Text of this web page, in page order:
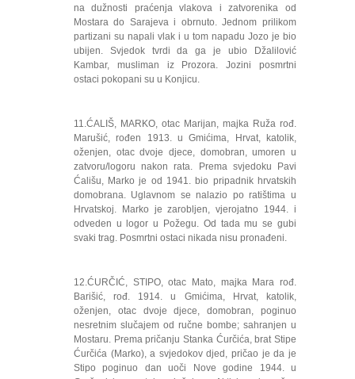
na dužnosti praćenja vlakova i zatvorenika od
Mostara do Sarajeva i obrnuto. Jednom prilikom
partizani su napali vlak i u tom napadu Jozo je bio
ubijen. Svjedok tvrdi da ga je ubio Džalilović
Kambar, musliman iz Prozora. Jozini posmrtni
ostaci pokopani su u Konjicu.
11.ĆALIŠ, MARKO, otac Marijan, majka Ruža rođ.
Marušić, rođen 1913. u Gmićima, Hrvat, katolik,
oženjen, otac dvoje djece, domobran, umoren u
zatvoru/logoru nakon rata. Prema svjedoku Pavi
Ćališu, Marko je od 1941. bio pripadnik hrvatskih
domobrana. Uglavnom se nalazio po ratištima u
Hrvatskoj. Marko je zarobljen, vjerojatno 1944. i
odveden u logor u Požegu. Od tada mu se gubi
svaki trag. Posmrtni ostaci nikada nisu pronađeni.
12.ĆURČIĆ, STIPO, otac Mato, majka Mara rođ.
Barišić, rođ. 1914. u Gmićima, Hrvat, katolik,
oženjen, otac dvoje djece, domobran, poginuo
nesretnim slučajem od ručne bombe; sahranjen u
Mostaru. Prema pričanju Stanka Ćurčića, brat Stipe
Ćurčića (Marko), a svjedokov djed, pričao je da je
Stipo poginuo dan uoči Nove godine 1944. u